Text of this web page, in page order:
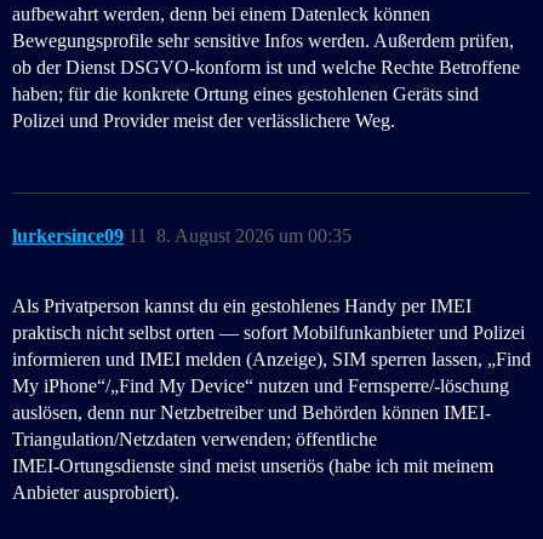
aufbewahrt werden, denn bei einem Datenleck können
Bewegungsprofile sehr sensitive Infos werden. Außerdem prüfen,
ob der Dienst DSGVO-konform ist und welche Rechte Betroffene
haben; für die konkrete Ortung eines gestohlenen Geräts sind
Polizei und Provider meist der verlässlichere Weg.
lurkersince09 8. August 2026 um 00:35
11
Als Privatperson kannst du ein gestohlene​s Handy per IMEI
praktisch nicht selbst orten — sofort Mobilfunkanbieter und Polizei
informieren und IMEI melden (Anzeige), SIM sperren lassen, „Find
My iPhone“/„Find My Device“ nutzen und Fernsperre/-löschung
auslösen, denn nur Netzbetreiber und Behörden können IMEI-
Triangulation/Netzdaten verwenden; öffentliche
IMEI‑Ortungsdienste sind meist unseriös (habe ich mit meinem
Anbieter ausprobiert).